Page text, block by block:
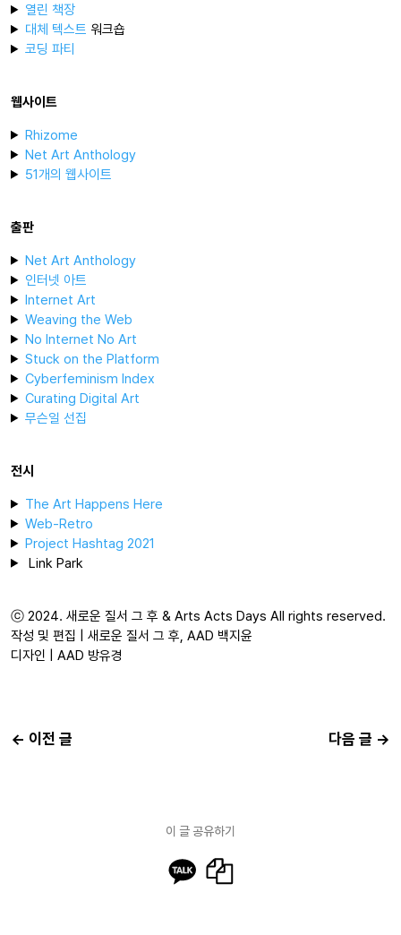
열린 책장
대체 텍스트 워크숍
코딩 파티
웹사이트
Rhizome
Net Art Anthology
51개의 웹사이트
출판
Net Art Anthology
인터넷 아트
Internet Art
Weaving the Web
No Internet No Art
Stuck on the Platform
Cyberfeminism Index
Curating Digital Art
무슨일 선집
전시
The Art Happens Here
Web-Retro
Project Hashtag 2021
Link Park
ⓒ 2024. 새로운 질서 그 후 & Arts Acts Days All rights reserved.
작성 및 편집 | 새로운 질서 그 후, AAD 백지윤
디자인 | AAD 방유경
← 이전 글 다음 글 →
이 글 공유하기